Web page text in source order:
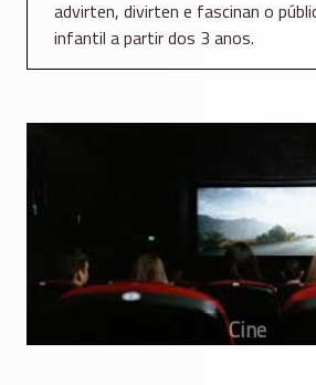
advirten, divirten e fascinan o
infantil a partir dos 3 anos.